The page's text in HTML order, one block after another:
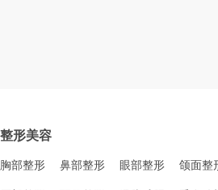
整形美容
胸部整形 鼻部整形 眼部整形 颌面整